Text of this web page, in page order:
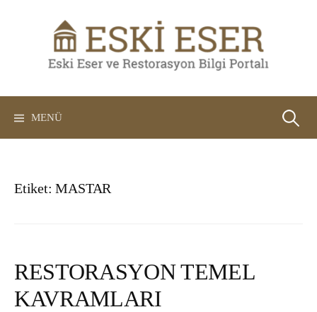
MENÜ Arama:
Etiket:MASTAR
RESTORASYON TEMEL
KAVRAMLARI